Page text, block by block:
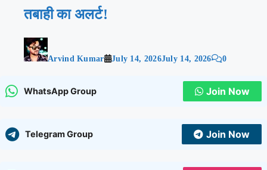
तबाही का अलर्ट!
Arvind Kumar July 14, 2026July 14, 2026 0
WhatsApp Group Join Now
Telegram Group Join Now